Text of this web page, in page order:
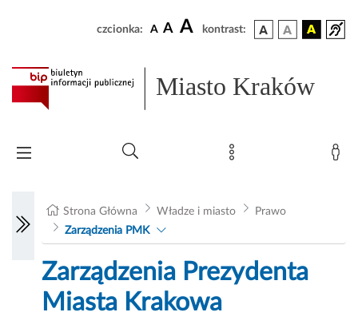
czcionka: A A A kontrast:
Miasto Kraków
Strona Główna Władze i miasto
Prawo
Zarządzenia PMK
Zarządzenia Prezydenta
Miasta Krakowa